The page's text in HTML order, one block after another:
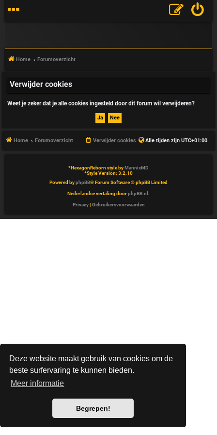
Deze website maakt gebruik van cookies om de
beste surfervaring te kunnen bieden.
Meer informatie
Begrepen!
V
Home Forumoverzicht
Verwijder cookies
Weet je zeker dat je alle cookies ingesteld door dit forum wil verwijderen?
Home Forumoverzicht Alle tijden zijn UTC+01:00
Verwijder cookies
*HexagonReborn style byMannixMD
*Style Version: 3.2.10
Powered byphpBB® Forum Software © phpBB Limited
Nederlandse vertaling doorphpBB.nl .
Privacy| Gebruikersvoorwaarden